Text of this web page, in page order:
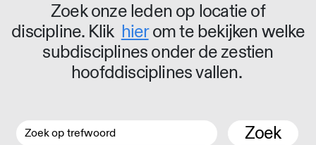
Zoek onze leden op locatie of
discipline. Klik hierom te bekijken welke
subdisciplines onder de zestien
hoofddisciplines vallen.
Zoek